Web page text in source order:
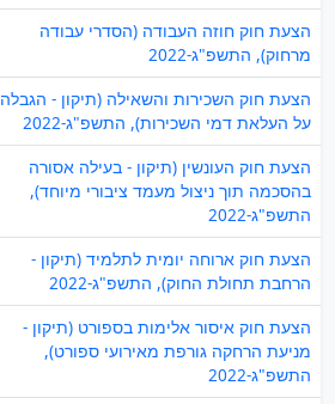
הצעת חוק חוזה העבודה (הסדרי עבודה
מרחוק), התשפ"ג-2022
הצעת חוק השכירות והשאילה (תיקון - הגבלה
על העלאת דמי השכירות), התשפ"ג-2022
הצעת חוק העונשין (תיקון - בעילה אסורה
בהסכמה תוך ניצול מעמד ציבורי מיוחד),
התשפ"ג-2022
הצעת חוק ארוחה יומית לתלמיד (תיקון -
הרחבת תחולת החוק), התשפ"ג-2022
הצעת חוק איסור אלימות בספורט (תיקון -
מניעת הרחקה גורפת מאירועי ספורט),
התשפ"ג-2022